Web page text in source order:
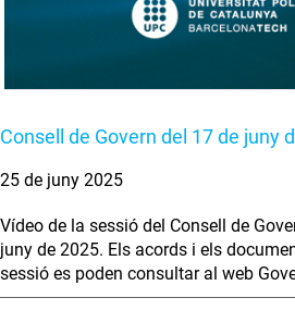
Consell de Govern del 17 de juny
25 de juny 2025
Vídeo de la sessió del Consell de
juny de 2025. Els acords i els
sessió es poden consultar al web